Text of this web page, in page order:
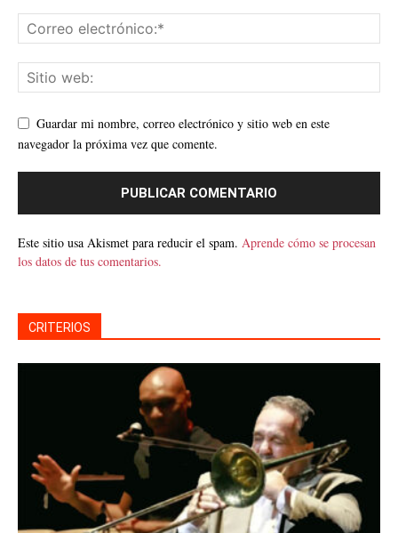
Guardar mi nombre, correo electrónico y sitio web en este
navegador la próxima vez que comente.
Este sitio usa Akismet para reducir el spam. Aprende cómo se procesan
los datos de tus comentarios.
CRITERIOS